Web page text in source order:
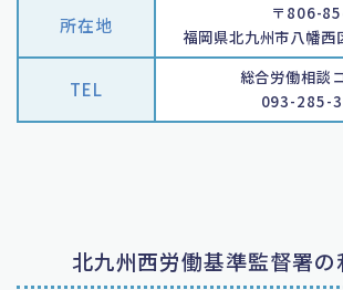
所在地
〒806-
福岡県北九州市八幡
TEL
総合労働相談
093-285-
北九州西労働基準監督署の